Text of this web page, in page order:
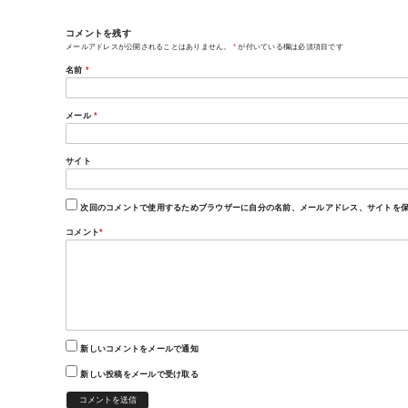
コメントを残す
メールアドレスが公開されることはありません。 * が付いている欄は必須項目です
名前 *
メール *
サイト
次回のコメントで使用するためブラウザーに自分の名前、メールアドレス、サイトを保
コメント*
新しいコメントをメールで通知
新しい投稿をメールで受け取る